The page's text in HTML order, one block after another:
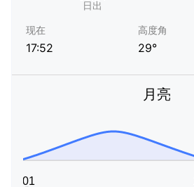
现在
17:52
高度角
29°
月亮